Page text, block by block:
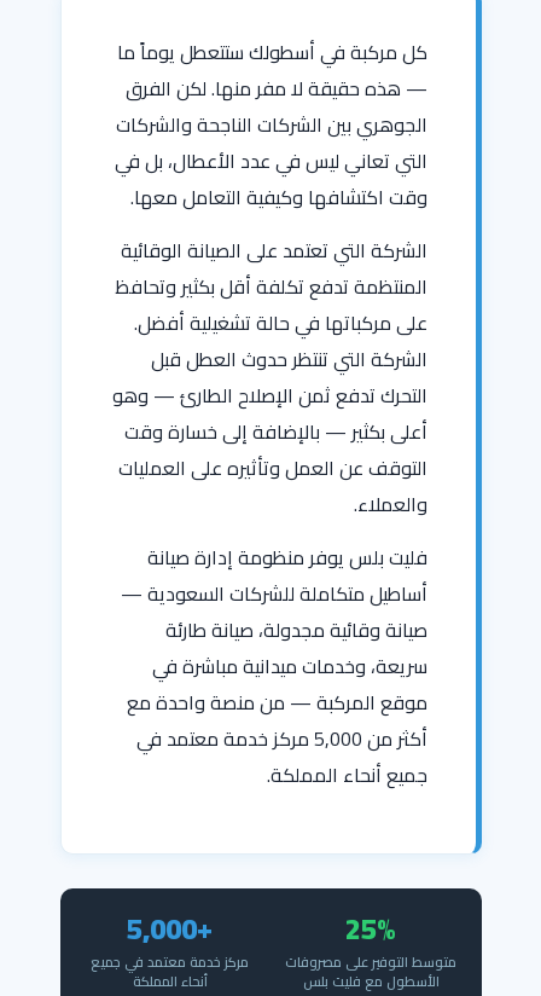
كل مركبة في أسطولك ستتعطل يوماً ما
— هذه حقيقة لا مفر منها. لكن الفرق
الجوهري بين الشركات الناجحة والشركات
التي تعاني ليس في عدد الأعطال، بل في
وقت اكتشافها وكيفية التعامل معها.
الشركة التي تعتمد على الصيانة الوقائية
المنتظمة تدفع تكلفة أقل بكثير وتحافظ
على مركباتها في حالة تشغيلية أفضل.
الشركة التي تنتظر حدوث العطل قبل
التحرك تدفع ثمن الإصلاح الطارئ — وهو
أعلى بكثير — بالإضافة إلى خسارة وقت
التوقف عن العمل وتأثيره على العمليات
والعملاء.
فليت بلس يوفر منظومة إدارة صيانة
أساطيل متكاملة للشركات السعودية —
صيانة وقائية مجدولة، صيانة طارئة
سريعة، وخدمات ميدانية مباشرة في
موقع المركبة — من منصة واحدة مع
أكثر من 5,000 مركز خدمة معتمد في
جميع أنحاء المملكة.
25%
متوسط التوفير على مصروفات
الأسطول مع فليت بلس
+5,000
مركز خدمة معتمد في جميع
أنحاء المملكة